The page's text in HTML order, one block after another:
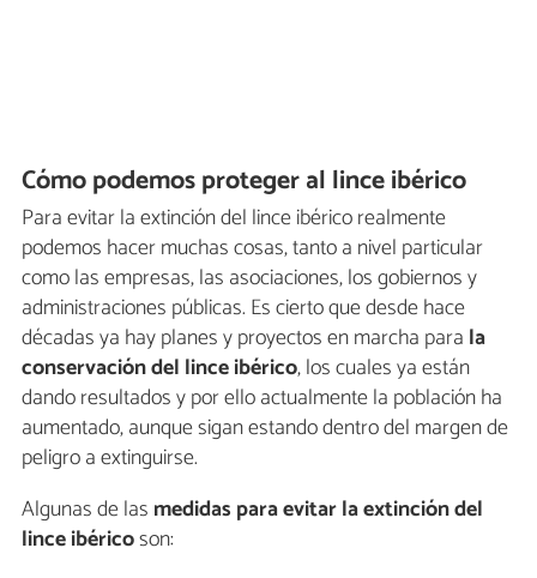
Cómo podemos proteger al lince ibérico
Para evitar la extinción del lince ibérico realmente
podemos hacer muchas cosas, tanto a nivel particular
como las empresas, las asociaciones, los gobiernos y
administraciones públicas. Es cierto que desde hace
décadas ya hay planes y proyectos en marcha para la
conservación del lince ibérico, los cuales ya están
dando resultados y por ello actualmente la población ha
aumentado, aunque sigan estando dentro del margen de
peligro a extinguirse.
Algunas de las medidas para evitar la extinción del
lince ibéricoson: